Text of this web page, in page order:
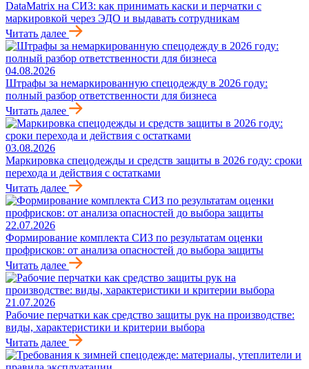
DataMatrix на СИЗ: как принимать каски и перчатки с
маркировкой через ЭДО и выдавать сотрудникам
Читать далее
04.08.2026
Штрафы за немаркированную спецодежду в 2026 году:
полный разбор ответственности для бизнеса
Читать далее
03.08.2026
Маркировка спецодежды и средств защиты в 2026 году: сроки
перехода и действия с остатками
Читать далее
22.07.2026
Формирование комплекта СИЗ по результатам оценки
профрисков: от анализа опасностей до выбора защиты
Читать далее
21.07.2026
Рабочие перчатки как средство защиты рук на производстве:
виды, характеристики и критерии выбора
Читать далее